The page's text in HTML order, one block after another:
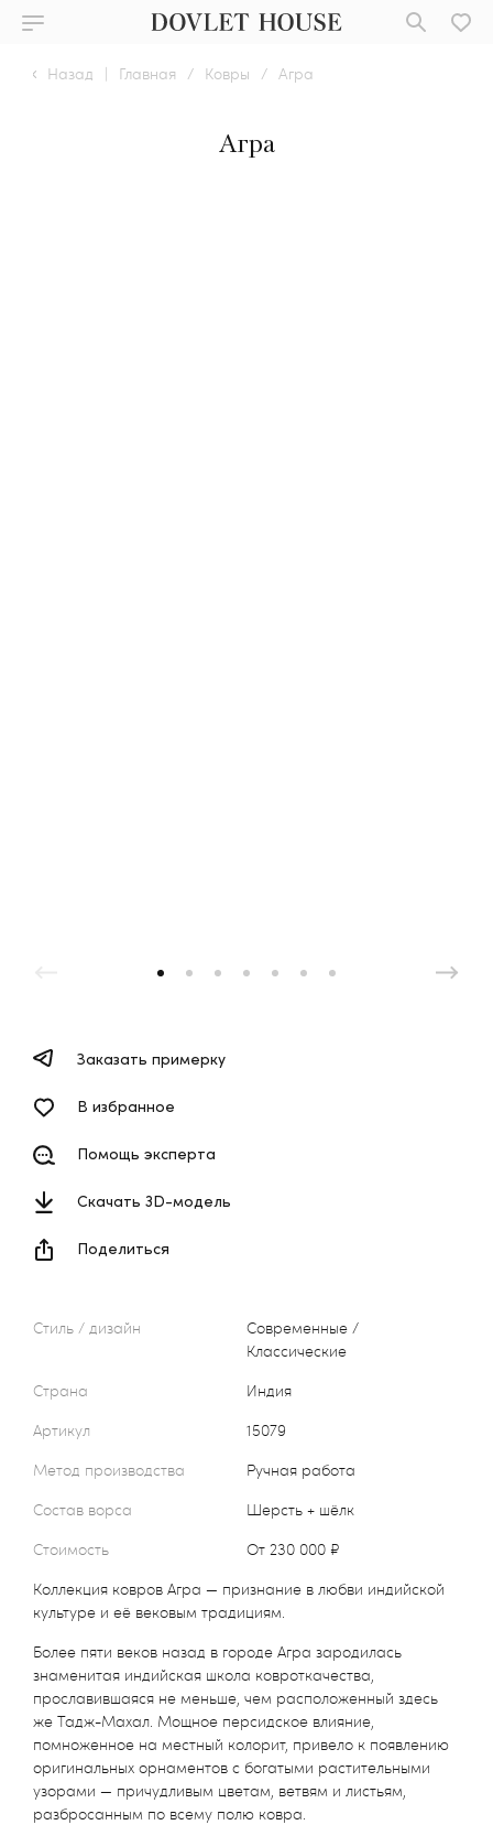
Назад | Главная / Ковры / Агра
Агра
Стиль / дизайн
Современные /
Классические
Страна
Индия
Артикул
15079
Метод производства
Ручная работа
Состав ворса
Шерсть + шёлк
Стоимость
от 230 000 ₽
Коллекция ковров Агра — признание в любви индийской
культуре и её вековым традициям.
Более пяти веков назад в городе Агра зародилась
знаменитая индийская школа ковроткачества,
прославившаяся не меньше, чем расположенный здесь
же Тадж-Махал. Мощное персидское влияние,
помноженное на местный колорит, привело к появлению
оригинальных орнаментов с богатыми растительными
узорами — причудливым цветам, ветвям и листьям,
разбросанным по всему полю ковра.
Заказать примерку
В избранное
Помощь эксперта
Скачать 3D-модель
Поделиться